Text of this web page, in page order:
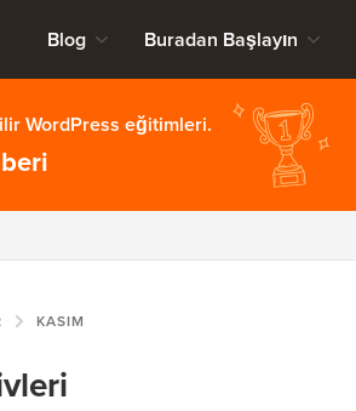
Blog Buradan Başlayın
WordPress eğitimleri.
KASIM